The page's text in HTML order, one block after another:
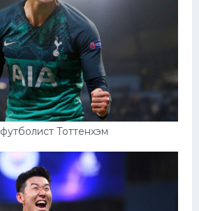
Тоттенхэм